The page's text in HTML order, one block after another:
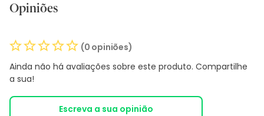
Opiniões
(0 opiniões)
Ainda não há avaliações sobre este produto. Compartilhe
a sua!
Escreva a sua opinião